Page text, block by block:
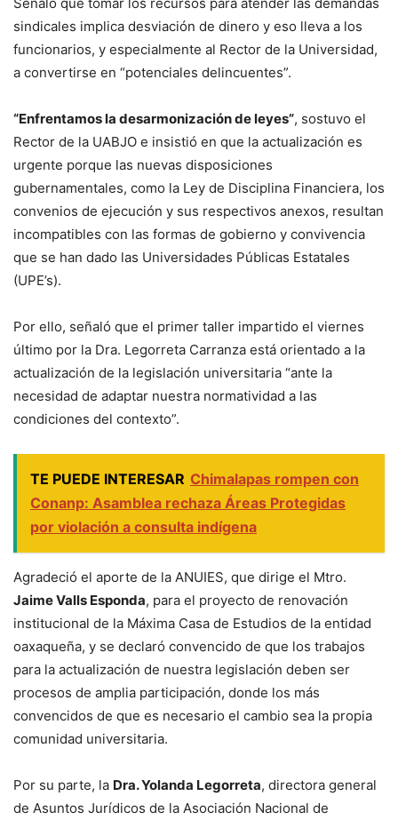
sindicales implica desviación de dinero y eso lleva a los
funcionarios, y especialmente al Rector de la Universidad,
a convertirse en “potenciales delincuentes”.
“Enfrentamos la desarmonización de leyes”, sostuvo el
Rector de la UABJO e insistió en que la actualización es
urgente porque las nuevas disposiciones
gubernamentales, como la Ley de Disciplina Financiera, los
convenios de ejecución y sus respectivos anexos, resultan
incompatibles con las formas de gobierno y convivencia
que se han dado las Universidades Públicas Estatales
(UPE’s).
Por ello, señaló que el primer taller impartido el viernes
último por la Dra. Legorreta Carranza está orientado a la
actualización de la legislación universitaria “ante la
necesidad de adaptar nuestra normatividad a las
condiciones del contexto”.
TE PUEDE INTERESAR Chimalapas rompen con
Conanp: Asamblea rechaza Áreas Protegidas
por violación a consulta indígena
Agradeció el aporte de la ANUIES, que dirige el Mtro.
Jaime Valls Esponda, para el proyecto de renovación
institucional de la Máxima Casa de Estudios de la entidad
oaxaqueña, y se declaró convencido de que los trabajos
para la actualización de nuestra legislación deben ser
procesos de amplia participación, donde los más
convencidos de que es necesario el cambio sea la propia
comunidad universitaria.
Por su parte, la Dra. Yolanda Legorreta, directora general
de Asuntos Jurídicos de la Asociación Nacional de